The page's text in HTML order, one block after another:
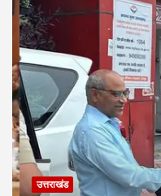
उत्तराखंड